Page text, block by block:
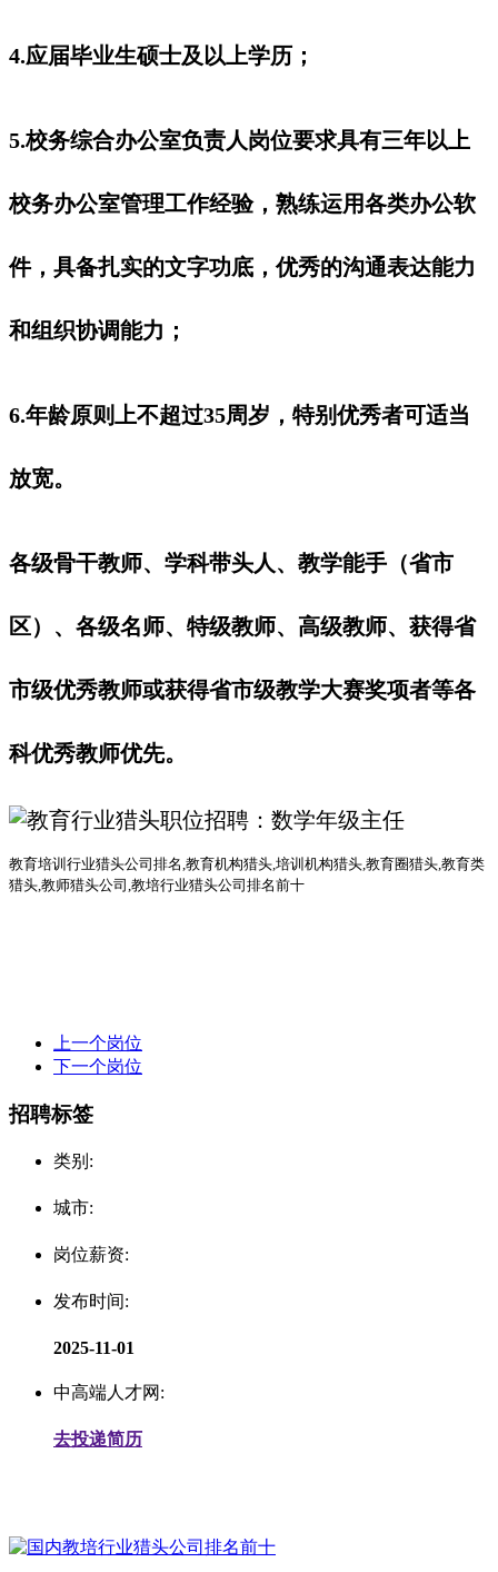
4.应届毕业生硕士及以上学历；
5.校务综合办公室负责人岗位要求具有三年以上
校务办公室管理工作经验，熟练运用各类办公软
件，具备扎实的文字功底，优秀的沟通表达能力
和组织协调能力；
6.年龄原则上不超过35周岁，特别优秀者可适当
放宽。
各级骨干教师、学科带头人、教学能手（省市
区）、各级名师、特级教师、高级教师、获得省
市级优秀教师或获得省市级教学大赛奖项者等各
科优秀教师优先。
教育培训行业猎头公司排名,教育机构猎头,培训机构猎头,教育圈猎头,教育类
猎头,教师猎头公司,教培行业猎头公司排名前十
上一个岗位
下一个岗位
招聘标签
类别:
城市:
岗位薪资:
发布时间:
2025-11-01
中高端人才网:
去投递简历